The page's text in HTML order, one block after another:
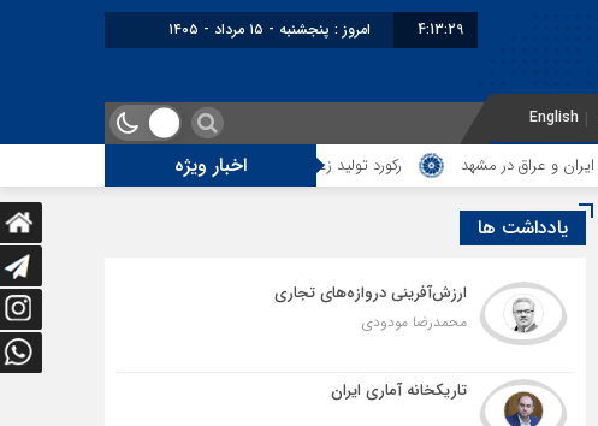
4:13:30 برابر با : Thursday - 6 August - 2026
English
اخبار ویژه
رکورد تولید زعفران در گرو مدیریت بازار کار فصل برداشت
یادداشت ها
ارزش‌آفرینی دروازه‌های تجاری
محمدرضا مودودی
تاریکخانه آماری ایران